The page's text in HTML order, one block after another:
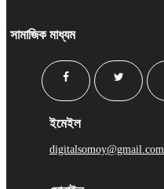
সামাজিক মাধ্যম
ইমেইল
digitalsomoy@gmail.com